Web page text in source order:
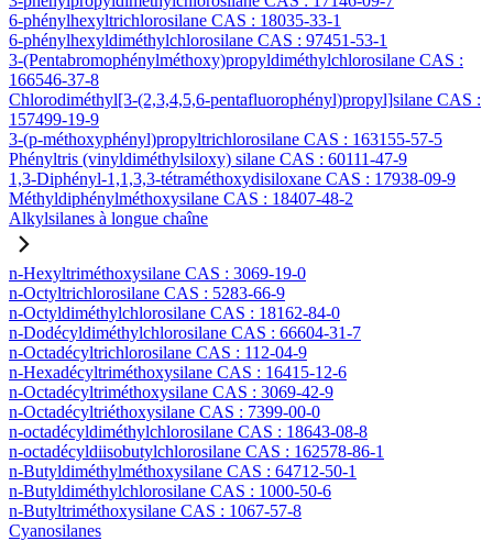
6-phénylhexyltrichlorosilane CAS : 18035-33-1
6-phénylhexyldiméthylchlorosilane CAS : 97451-53-1
3-(Pentabromophénylméthoxy)propyldiméthylchlorosilane CAS :
166546-37-8
Chlorodiméthyl[3-(2,3,4,5,6-pentafluorophényl)propyl]silane CAS :
157499-19-9
3-(p-méthoxyphényl)propyltrichlorosilane CAS : 163155-57-5
Phényltris (vinyldiméthylsiloxy) silane CAS : 60111-47-9
1,3-Diphényl-1,1,3,3-tétraméthoxydisiloxane CAS : 17938-09-9
Méthyldiphénylméthoxysilane CAS : 18407-48-2
Alkylsilanes à longue chaîne
n-Hexyltriméthoxysilane CAS : 3069-19-0
n-Octyltrichlorosilane CAS : 5283-66-9
n-Octyldiméthylchlorosilane CAS : 18162-84-0
n-Dodécyldiméthylchlorosilane CAS : 66604-31-7
n-Octadécyltrichlorosilane CAS : 112-04-9
n-Hexadécyltriméthoxysilane CAS : 16415-12-6
n-Octadécyltriméthoxysilane CAS : 3069-42-9
n-Octadécyltriéthoxysilane CAS : 7399-00-0
n-octadécyldiméthylchlorosilane CAS : 18643-08-8
n-octadécyldiisobutylchlorosilane CAS : 162578-86-1
n-Butyldiméthylméthoxysilane CAS : 64712-50-1
n-Butyldiméthylchlorosilane CAS : 1000-50-6
n-Butyltriméthoxysilane CAS : 1067-57-8
Cyanosilanes